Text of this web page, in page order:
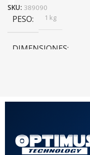
SKU: 389090
PESO 1 kg
DIMENSIONES